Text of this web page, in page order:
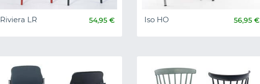
Riviera LR 54,95 € Iso HO 56,95 €